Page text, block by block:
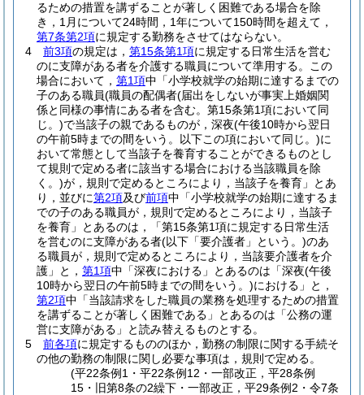
るための措置を講ずることが著しく困難である場合を除
き，1月について24時間，1年について150時間を超えて，
第7条第2項に規定する勤務をさせてはならない。
4
前3項の規定は， 第15条第1項に規定する日常生活を営む
のに支障がある者を介護する職員について準用する。
この
場合において， 第1項中「小学校就学の始期に達するまでの
子のある職員(職員の配偶者(届出をしないが事実上婚姻関
係と同様の事情にある者を含む。第15条第1項において同
じ。)で当該子の親であるものが，深夜(午後10時から翌日
の午前5時までの間をいう。以下この項において同じ。)に
おいて常態として当該子を養育することができるものとし
て規則で定める者に該当する場合における当該職員を除
く。)が，規則で定めるところにより，当該子を養育」とあ
り，並びに第2項及び前項中「小学校就学の始期に達するま
での子のある職員が，規則で定めるところにより，当該子
を養育」とあるのは，「第15条第1項に規定する日常生活
を営むのに支障がある者(以下「要介護者」という。)のあ
る職員が，規則で定めるところにより，当該要介護者を介
護」と， 第1項中「深夜における」とあるのは「深夜(午後
10時から翌日の午前5時までの間をいう。)における」と，
第2項中「当該請求をした職員の業務を処理するための措置
を講ずることが著しく困難である」とあるのは「公務の運
営に支障がある」と読み替えるものとする。
5
前各項に規定するもののほか，勤務の制限に関する手続そ
の他の勤務の制限に関し必要な事項は，規則で定める。
(平22条例1・平22条例12・一部改正，平28条例
15・旧第8条の2繰下・一部改正，平29条例2・令7条